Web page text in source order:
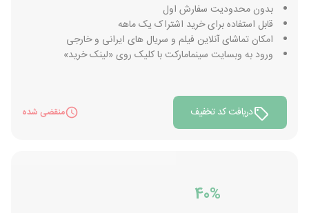
بدون محدودیت سفارش اول
قابل استفاده برای خرید اشتراک یک ماهه
امکان تماشای آنلاین فیلم و سریال های ایرانی و خارجی
ورود به وبسایت سینمامارکت با کلیک روی «لینک خرید»
دریافت کد تخفیف منقضی شده
40%